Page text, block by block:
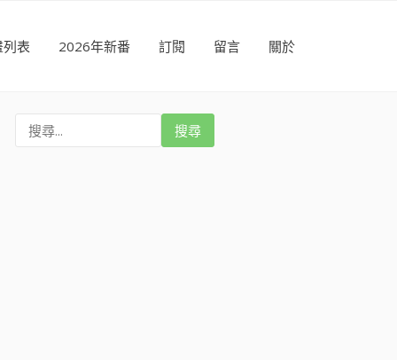
表 2026年新番 訂閱 留言 關於